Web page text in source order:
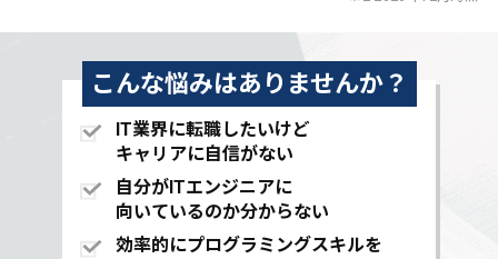
こんな悩みはありませんか？
IT業界に転職したいけど
キャリアに自信がない
自分がITエンジニアに
向いているのか分からない
効率的にプログラミングスキルを